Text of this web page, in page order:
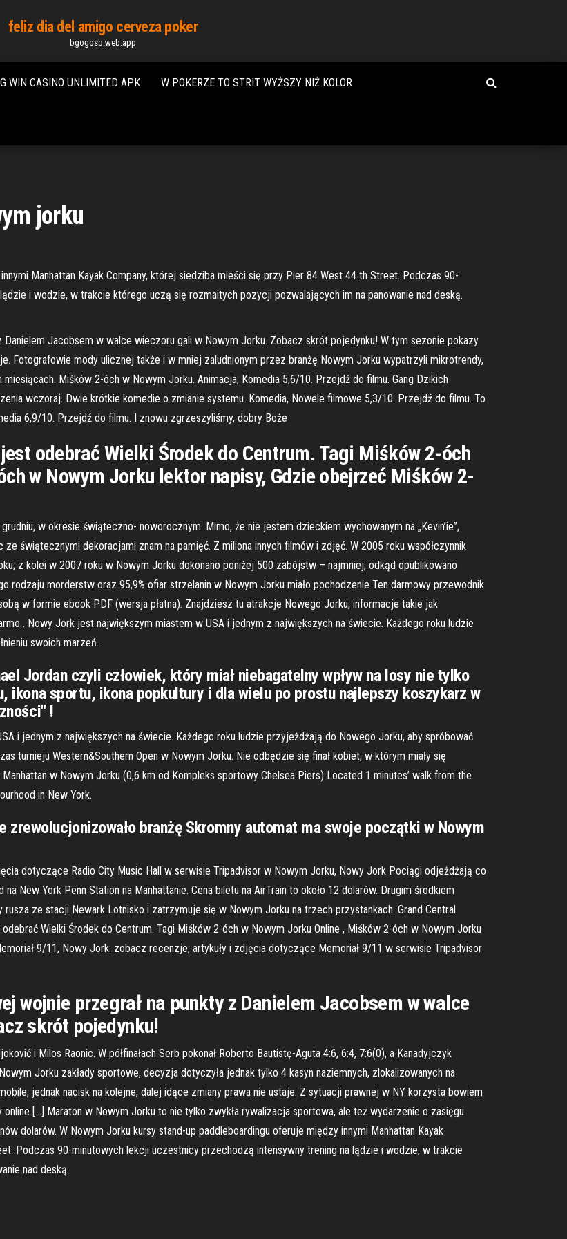
feliz dia del amigo cerveza poker
bgogosb.web.app
WIN CASINO UNLIMITED APK W POKERZE TO STRIT WYŻSZY NIŻ KOLOR
jorku
Manhattan Kayak Company, której siedziba mieści się przy Pier 84 West 44 th Street. Podczas 90-
i wodzie, w trakcie którego uczą się rozmaitych pozycji pozwalających im na panowanie nad deską.
Jacobsem w walce wieczoru gali w Nowym Jorku. Zobacz skrót pojedynku! W tym sezonie pokazy
Fotografowie mody ulicznej także i w mniej zaludnionym przez branżę Nowym Jorku wypatrzyli mikrotrendy,
Miśków 2-óch w Nowym Jorku. Animacja, Komedia 5,6/10. Przejdź do filmu. Gang Dzikich
wczoraj. Dwie krótkie komedie o zmianie systemu. Komedia, Nowele filmowe 5,3/10. Przejdź do filmu. To
6,9/10. Przejdź do filmu. I znowu zgrzeszyliśmy, dobry Boże
odebrać Wielki Środek do Centrum. Tagi Miśków 2-óch
w Nowym Jorku lektor napisy, Gdzie obejrzeć Miśków 2-
w okresie świąteczno- noworocznym. Mimo, że nie jestem dzieckiem wychowanym na „Kevin’ie”,
świątecznymi dekoracjami znam na pamięć. Z miliona innych filmów i zdjęć. W 2005 roku współczynnik
z kolei w 2007 roku w Nowym Jorku dokonano poniżej 500 zabójstw – najmniej, odkąd opublikowano
rodzaju morderstw oraz 95,9% ofiar strzelanin w Nowym Jorku miało pochodzenie Ten darmowy przewodnik
w formie ebook PDF (wersja płatna). Znajdziesz tu atrakcje Nowego Jorku, informacje takie jak
. Nowy Jork jest największym miastem w USA i jednym z największych na świecie. Każdego roku ludzie
swoich marzeń.
Jordan czyli człowiek, który miał niebagatelny wpływ na losy nie tylko
ikona sportu, ikona popkultury i dla wielu po prostu najlepszy koszykarz w
!
i jednym z największych na świecie. Każdego roku ludzie przyjeżdżają do Nowego Jorku, aby spróbować
turnieju Western&Southern Open w Nowym Jorku. Nie odbędzie się finał kobiet, w którym miały się
w Nowym Jorku (0,6 km od Kompleks sportowy Chelsea Piers) Located 1 minutes’ walk from the
in New York.
branżę Skromny automat ma swoje początki w Nowym
dotyczące Radio City Music Hall w serwisie Tripadvisor w Nowym Jorku, Nowy Jork Pociągi odjeżdżają co
New York Penn Station na Manhattanie. Cena biletu na AirTrain to około 12 dolarów. Drugim środkiem
ze stacji Newark Lotnisko i zatrzymuje się w Nowym Jorku na trzech przystankach: Grand Central
Wielki Środek do Centrum. Tagi Miśków 2-óch w Nowym Jorku Online , Miśków 2-óch w Nowym Jorku
9/11, Nowy Jork: zobacz recenzje, artykuły i zdjęcia dotyczące Memoriał 9/11 w serwisie Tripadvisor
wojnie przegrał na punkty z Danielem Jacobsem w walce
skrót pojedynku!
i Milos Raonic. W półfinałach Serb pokonał Roberto Bautistę-Aguta 4:6, 6:4, 7:6(0), a Kanadyjczyk
Jorku zakłady sportowe, decyzja dotyczyła jednak tylko 4 kasyn naziemnych, zlokalizowanych na
jednak nacisk na kolejne, dalej idące zmiany prawa nie ustaje. Z sytuacji prawnej w NY korzysta bowiem
[…] Maraton w Nowym Jorku to nie tylko zwykła rywalizacja sportowa, ale też wydarzenie o zasięgu
dolarów. W Nowym Jorku kursy stand-up paddleboardingu oferuje między innymi Manhattan Kayak
Podczas 90-minutowych lekcji uczestnicy przechodzą intensywny trening na lądzie i wodzie, w trakcie
nad deską.